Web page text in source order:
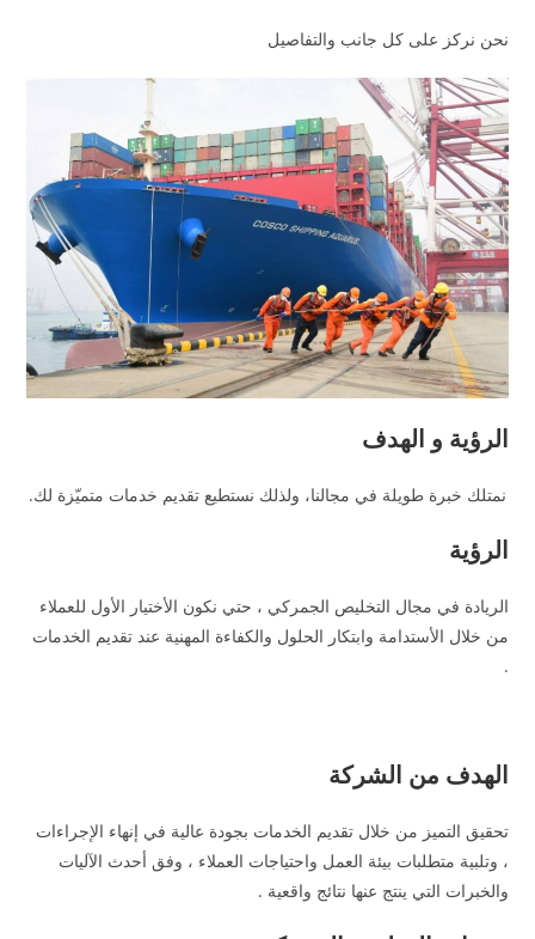
نحن نركز على كل جانب والتفاصيل
الرؤية و الهدف
نمتلك خبرة طويلة في مجالنا، ولذلك نستطيع تقديم خدمات متميّزة لك.
الرؤية
الريادة في مجال التخليص الجمركي ، حتي نكون الأختيار الأول للعملاء
من خلال الأستدامة وابتكار الحلول والكفاءة المهنية عند تقديم الخدمات
.
الهدف من الشركة
تحقيق التميز من خلال تقديم الخدمات بجودة عالية في إنهاء الإجراءات
، وتلبية متطلبات بيئة العمل واحتياجات العملاء ، وفق أحدث الآليات
والخبرات التي ينتج عنها نتائج واقعية .